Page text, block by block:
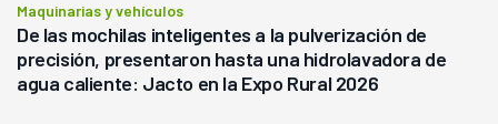
Maquinarias y vehículos
De las mochilas inteligentes a la pulverización de
precisión, presentaron hasta una hidrolavadora de
agua caliente: Jacto en la Expo Rural 2026